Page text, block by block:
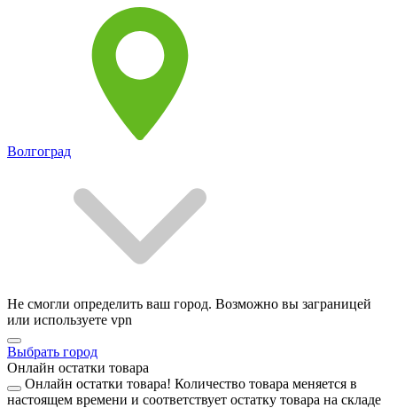
Волгоград
Не смогли определить ваш город. Возможно вы заграницей
или используете vpn
Выбрать город
Онлайн остатки товара
Онлайн остатки товара! Количество товара меняется в
настоящем времени и соответствует остатку товара на складе